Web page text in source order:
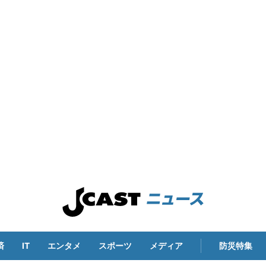
IT エンタメ スポーツ メディア 防災特集